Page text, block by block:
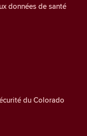
données de santé
du Colorado